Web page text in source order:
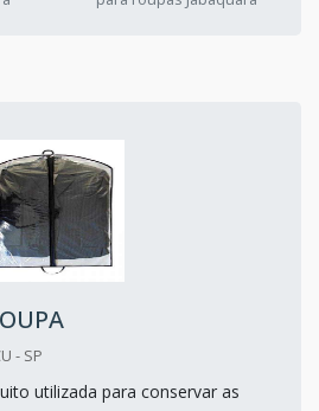
- SP
utilizada para conservar as